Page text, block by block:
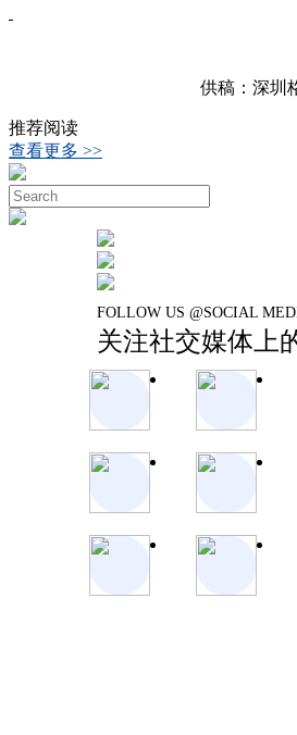
供稿：深圳
推荐阅读
查看更多 >>
FOLLOW US @SOCIAL
关注社交媒体上